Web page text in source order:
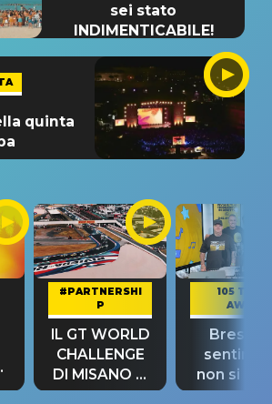
sei stato
INDIMENTICABILE!
quinta
#PARTNERSHI
P
IL GT WORLD
CHALLENGE
DI MISANO si
riconferma
105 TAKE
AWAY
Bresh:
non si
fino alla